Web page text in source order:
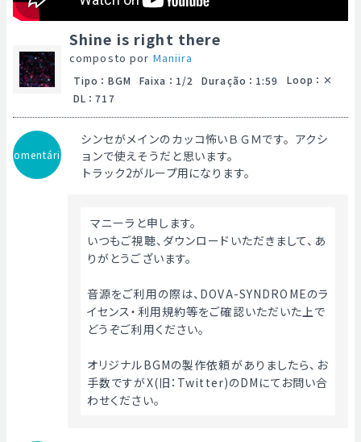
Shine is right there
composto por Maniira
Tipo ： BGM Faixa ： 1/2 Duração ： 1:59 Loop ：
DL ： 717
Comentário
シンセがメインのカッコ怖いＢＧＭです。アクシ
ョンで使えそうだと思います。
トラック2がループ用になります。
マニーラと申します。
いつもご視聴、ダウンロードいただきまして、あ
りがとうございます。
音源をご利用の際は、DOVA-SYNDROMEのラ
イセンス・利用規約等をご確認いただいた上で
どうぞご利用ください。
オリジナルBGMの製作依頼がありましたら、お
手数ですがX(旧：Twitter)のDMにてお問い合
わせください。